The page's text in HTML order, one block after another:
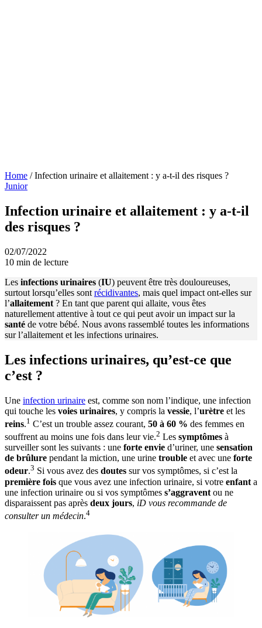
Home /Infection urinaire et allaitement : y a-t-il des risques ?
Junior
Infection urinaire et allaitement : y a-t-il
des risques ?
02/07/2022
10 min de lecture
Les infections urinaires (IU) peuvent être très douloureuses,
surtout lorsqu’elles sont récidivantes, mais quel impact ont-elles sur
l’allaitement ? En tant que parent qui allaite, vous êtes
naturellement attentive à tout ce qui peut avoir un impact sur la
santé de votre bébé. Nous avons rassemblé toutes les informations
sur l’allaitement et les infections urinaires.
Les infections urinaires, qu’est-ce que
c’est ?
Une infection urinaire est, comme son nom l’indique, une infection
qui touche les voies urinaires, y compris la vessie, l’urètre et les
reins.1 C’est un trouble assez courant, 50 à 60 % des femmes en
souffrent au moins une fois dans leur vie.2 Les symptômes à
surveiller sont les suivants : une forte envie d’uriner, une sensation
de brûlure pendant la miction, une urine trouble et avec une forte
odeur.3 Si vous avez des doutes sur vos symptômes, si c’est la
première fois que vous avez une infection urinaire, si votre enfant a
une infection urinaire ou si vos symptômes s’aggravent ou ne
disparaissent pas après deux jours, iD vous recommande de
consulter un médecin.4